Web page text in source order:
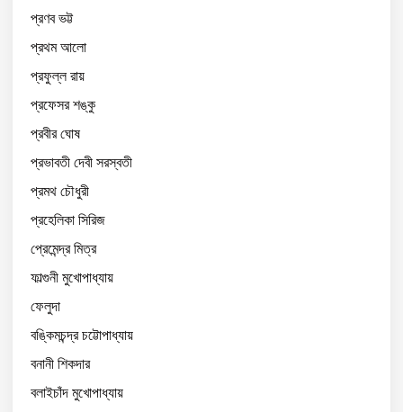
প্রণব ভট্ট
প্রথম আলো
প্রফুল্ল রায়
প্রফেসর শঙ্কু
প্রবীর ঘোষ
প্রভাবতী দেবী সরস্বতী
প্রমথ চৌধুরী
প্রহেলিকা সিরিজ
প্রেমেন্দ্র মিত্র
ফাল্গুনী মুখোপাধ্যায়
ফেলুদা
বঙ্কিমচন্দ্র চট্টোপাধ্যায়
বনানী শিকদার
বলাইচাঁদ মুখোপাধ্যায়